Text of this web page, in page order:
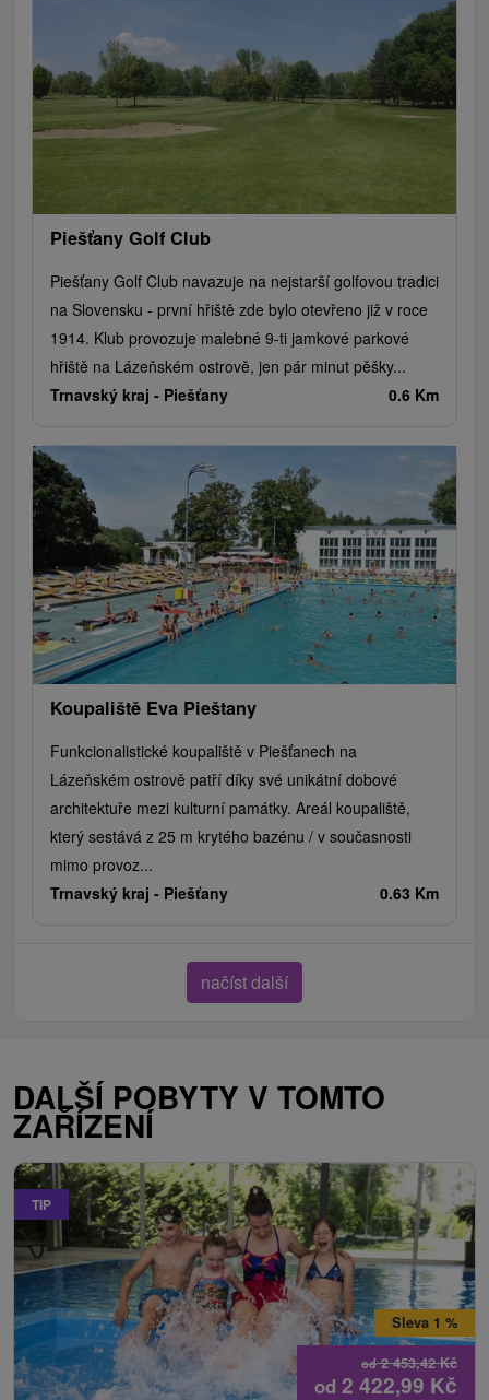
Piešťany Golf Club
Piešťany Golf Club navazuje na nejstarší golfovou tradici
na Slovensku - první hřiště zde bylo otevřeno již v roce
1914. Klub provozuje malebné 9-ti jamkové parkové
hřiště na Lázeňském ostrově, jen pár minut pěšky...
Trnavský kraj - Piešťany 0.6 Km
Koupaliště Eva Pieštany
Funkcionalistické koupaliště v Piešťanech na
Lázeňském ostrově patří díky své unikátní dobové
architektuře mezi kulturní památky. Areál koupaliště,
který sestává z 25 m krytého bazénu / v současnosti
mimo provoz...
Trnavský kraj - Piešťany 0.63 Km
načíst další
DALŠÍ POBYTY V TOMTO
ZAŘÍZENÍ
TIP
od2 453,42Kč
Sleva 1 %
od 2 422,99 Kč